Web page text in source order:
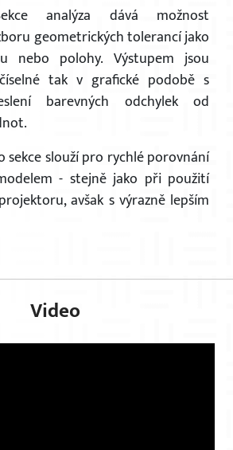
analýza dává možnost
geometrických tolerancí jako
nebo polohy. Výstupem jsou
tak v grafické podobě s
barevných odchylek od
sekce slouží pro rychlé porovnání
- stejně jako při použití
avšak s výrazně lepším
Video